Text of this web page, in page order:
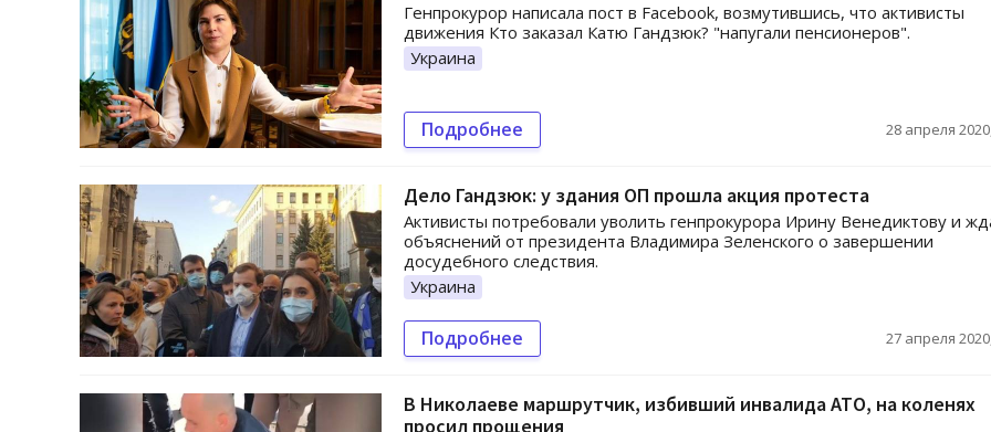
Генпрокурор написала пост в Facebook, возмутившись, что активисты
движения Кто заказал Катю Гандзюк? "напугали пенсионеров".
Украина
Подробнее 28 апреля
Дело Гандзюк: у здания ОП прошла акция протеста
Активисты потребовали уволить генпрокурора Ирину Венедиктову и
объяснений от президента Владимира Зеленского о завершении
досудебного следствия.
Украина
Подробнее 27 апреля
В Николаеве маршрутчик, избивший инвалида АТО, на коленях
просил прощения